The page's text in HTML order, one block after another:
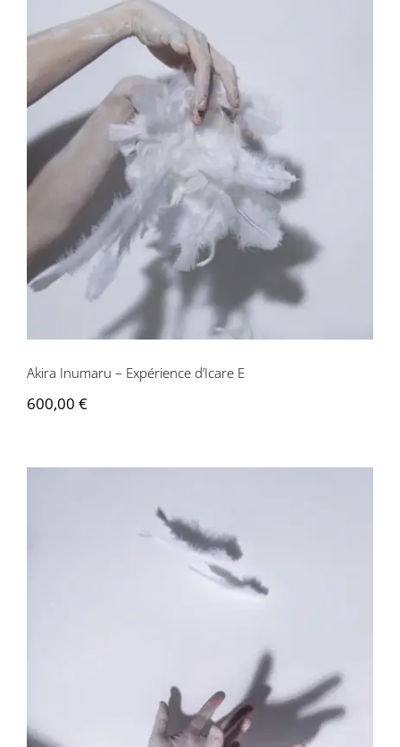
Akira Inumaru – Expérience d’Icare E
Akira Inumaru – Expérience d’Icare E
600,00 €